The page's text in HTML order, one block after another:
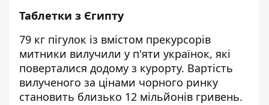
Таблетки з Єгипту
79 кг пігулок із вмістом прекурсорів
митники вилучили у п'яти українок, які
поверталися додому з курорту. Вартість
вилученого за цінами чорного ринку
становить близько 12 мільйонів гривень.